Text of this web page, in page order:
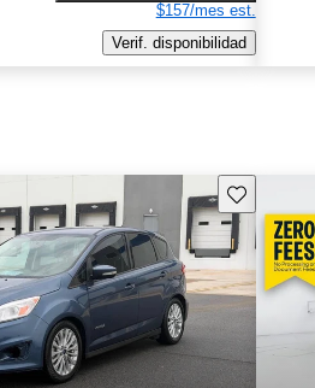
$157/mes est.
Verif. disponibilidad
Guarda este